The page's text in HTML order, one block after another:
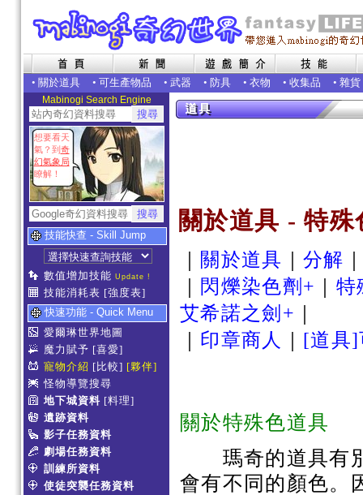
• 關於道具 • 可生產物品 • 武器 • 防具 • 衣物 • 收集品 • 雜貨
Mabinogi Search Engine
想要看天
氣？到 奇
幻氣象局
瞭解！
技能快查 - Skill Jump
數值增加技能 Update !
技能消耗表 [強度表]
快速功能 - Quick Menu
愛爾琳世界地圖
魔力賦予 [喜愛]
寵物介紹 [比較] [夥伴]
怪物導覽搜尋
地下城資料 [料理]
遺跡資料
影子任務資料
劇場任務資料
訓練所資料
使徒突襲任務資料
關於道具 - 特殊
關於道具 ｜分解
閃爍染色劑+
特
艾希諾之劍+
印章商人 [道具]
關於特殊色道具
瑪奇的道具有別
會有不同的顏色。